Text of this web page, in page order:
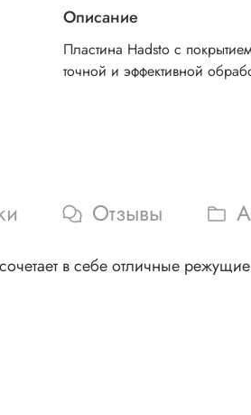
Описание
Пластина Hadsto с
точной и эффективной
Отзывы
в себе отличные